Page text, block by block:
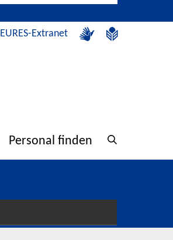
EURES-Extranet
Personal finden